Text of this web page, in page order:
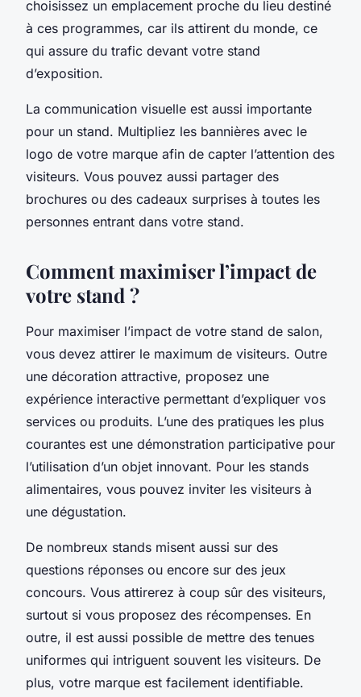
choisissez un emplacement proche du lieu destiné
à ces programmes, car ils attirent du monde, ce
qui assure du trafic devant votre stand
d’exposition.
La communication visuelle est aussi importante
pour un stand. Multipliez les bannières avec le
logo de votre marque afin de capter l’attention des
visiteurs. Vous pouvez aussi partager des
brochures ou des cadeaux surprises à toutes les
personnes entrant dans votre stand.
Comment maximiser l’impact de
votre stand ?
Pour maximiser l’impact de votre stand de salon,
vous devez attirer le maximum de visiteurs. Outre
une décoration attractive, proposez une
expérience interactive permettant d’expliquer vos
services ou produits. L’une des pratiques les plus
courantes est une démonstration participative pour
l’utilisation d’un objet innovant. Pour les stands
alimentaires, vous pouvez inviter les visiteurs à
une dégustation.
De nombreux stands misent aussi sur des
questions réponses ou encore sur des jeux
concours. Vous attirerez à coup sûr des visiteurs,
surtout si vous proposez des récompenses. En
outre, il est aussi possible de mettre des tenues
uniformes qui intriguent souvent les visiteurs. De
plus, votre marque est facilement identifiable.